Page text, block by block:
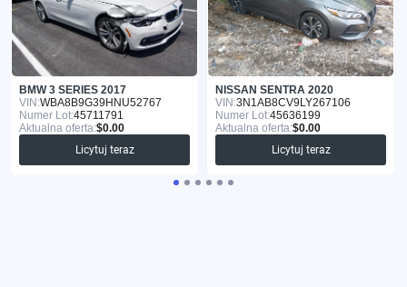
BMW 3 SERIES 2017
VIN:WBA8B9G39HNU52767
Numer Lot:45711791
Aktualna oferta:$0.00
Licytuj teraz
NISSAN SENTRA 2020
VIN:3N1AB8CV9LY267106
Numer Lot:45636199
Aktualna oferta:$0.00
Licytuj teraz